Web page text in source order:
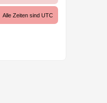
Alle Zeiten sind UTC